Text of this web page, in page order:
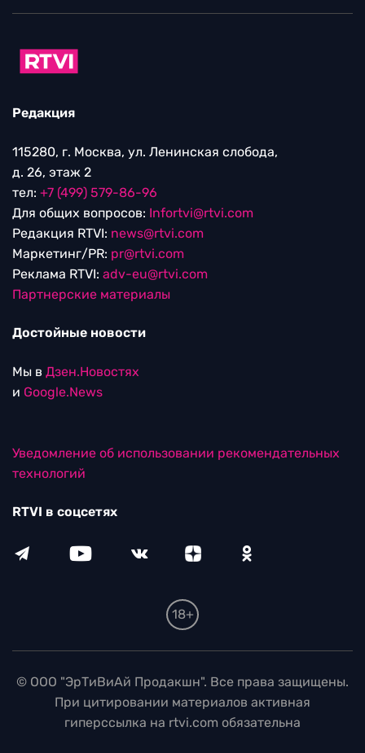
Редакция
115280, г. Москва, ул. Ленинская слобода,
д. 26, этаж 2
тел: +7 (499) 579-86-96
Для общих вопросов: Infortvi@rtvi.com
Редакция RTVI: news@rtvi.com
Маркетинг/PR: pr@rtvi.com
Реклама RTVI: adv-eu@rtvi.com
Партнерские материалы
Достойные новости
Мы в Дзен.Новостях
и Google.News
Уведомление об использовании рекомендательных
технологий
RTVI в соцсетях
18+
© ООО "ЭрТиВиАй Продакшн". Все права защищены.
При цитировании материалов активная
гиперссылка на rtvi.com обязательна